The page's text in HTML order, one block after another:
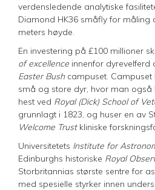
verdensledende analytiske
Diamond HK36 småfly for måling
meters høyde.
En investering på £100 millioner
of excellence innenfor dyrevelferd
Easter Bushcampuset. Campuset
små og store dyr, hvor man
hest ved Royal (Dick) School of
grunnlagt i 1823, og huser en av
Welcome Trustkliniske
Universitetets Institute for
Edinburghs historiske Royal
Storbritannias største sentre for
med spesielle styrker innen